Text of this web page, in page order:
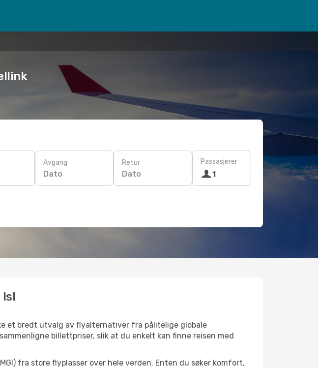
Avgang
Dato
Retur
Dato
Passasjerer
1
et bredt utvalg av flyalternativer fra pålitelige globale
billettpriser, slik at du enkelt kan finne reisen med
fra store flyplasser over hele verden. Enten du søker komfort,